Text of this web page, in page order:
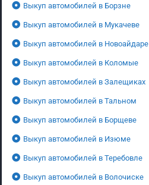
Выкуп автомобилей в Борзне
Выкуп автомобилей в Мукачеве
Выкуп автомобилей в Новоайдаре
Выкуп автомобилей в Коломые
Выкуп автомобилей в Залещиках
Выкуп автомобилей в Тальном
Выкуп автомобилей в Борщеве
Выкуп автомобилей в Изюме
Выкуп автомобилей в Теребовле
Выкуп автомобилей в Волочиске